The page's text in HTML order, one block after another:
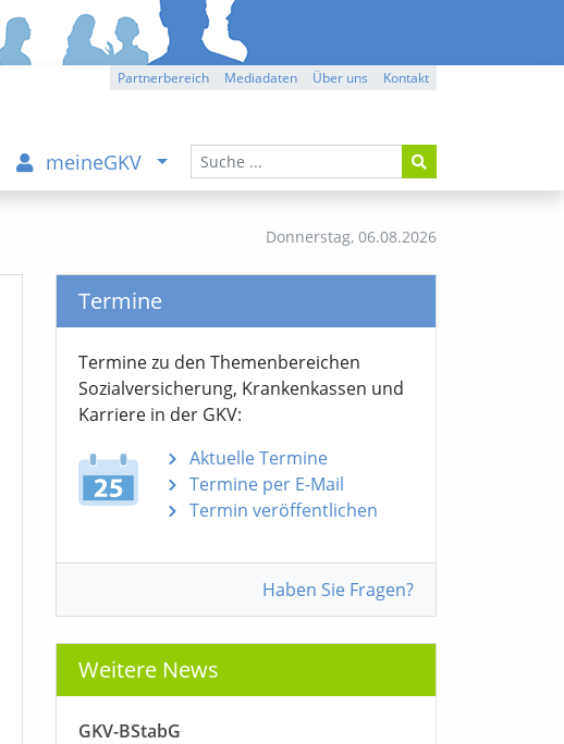
Partnerbereich Mediadaten Über uns Kontakt
meineGKV
Donnerstag, 06.08.2026
Termine
Termine zu den Themen­bereichen
Sozialver­sicherung, Krankenkassen und
Karriere in der GKV:
Aktuelle Termine
Termine per E-Mail
Termin veröffentlichen
Haben Sie Fragen?
Weitere News
GKV-BStabG